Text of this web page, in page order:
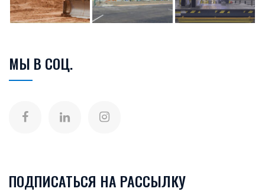
МЫ В СОЦ.
ПОДПИСАТЬСЯ НА РАССЫЛКУ